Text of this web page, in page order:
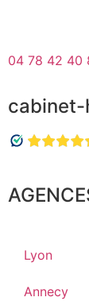
04 78 42 40
Lyon
Annecy